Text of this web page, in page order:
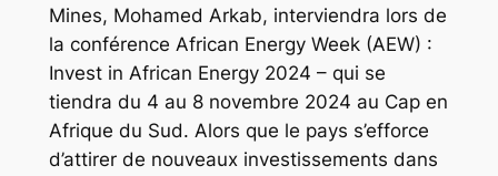
Mines, Mohamed Arkab, interviendra lors de
la conférence African Energy Week (AEW) :
Invest in African Energy 2024 – qui se
tiendra du 4 au 8 novembre 2024 au Cap en
Afrique du Sud. Alors que le pays s’efforce
d’attirer de nouveaux investissements dans